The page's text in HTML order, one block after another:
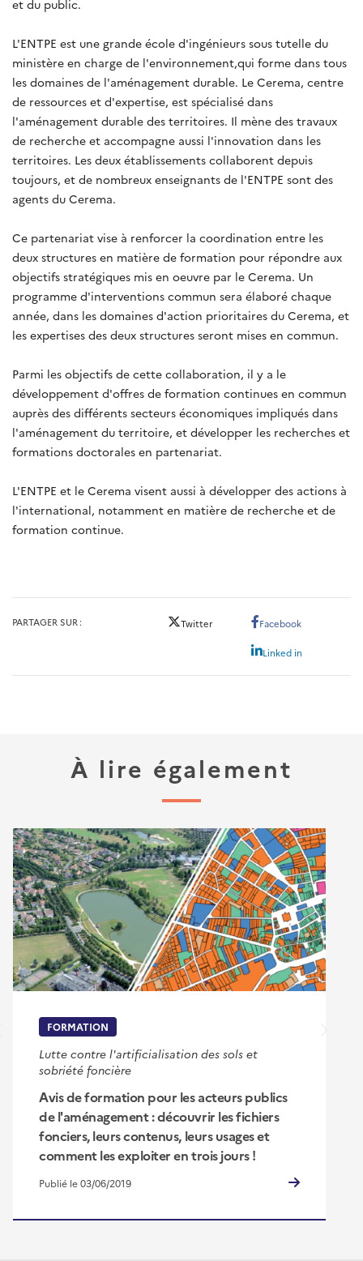
et du public.
L'ENTPE est une grande école d'ingénieurs sous tutelle du
ministère en charge de l'environnement,qui forme dans tous
les domaines de l'aménagement durable. Le Cerema, centre
de ressources et d'expertise, est spécialisé dans
l'aménagement durable des territoires. Il mène des travaux
de recherche et accompagne aussi l'innovation dans les
territoires. Les deux établissements collaborent depuis
toujours, et de nombreux enseignants de l'ENTPE sont des
agents du Cerema.
Ce partenariat vise à renforcer la coordination entre les
deux structures en matière de formation pour répondre aux
objectifs stratégiques mis en oeuvre par le Cerema. Un
programme d'interventions commun sera élaboré chaque
année, dans les domaines d'action prioritaires du Cerema, et
les expertises des deux structures seront mises en commun.
Parmi les objectifs de cette collaboration, il y a le
développement d'offres de formation continues en commun
auprès des différents secteurs économiques impliqués dans
l'aménagement du territoire, et développer les recherches et
formations doctorales en partenariat.
L'ENTPE et le Cerema visent aussi à développer des actions à
l'international, notamment en matière de recherche et de
formation continue.
PARTAGER SUR Twitter Facebook
Linked in
À lire également
FORMATION
Lutte contre l'artificialisation des sols et
sobriété foncière
Avis de formation pour les acteurs publics
de l'aménagement : découvrir les fichiers
fonciers, leurs contenus, leurs usages et
comment les exploiter en trois jours !
Publié le 03/06/2019